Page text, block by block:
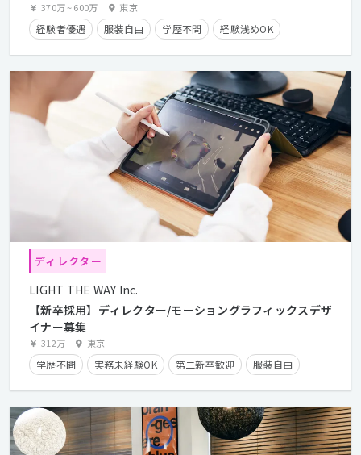
370万~600万 東京
経験者優遇 服装自由 学歴不問 経験浅めOK
ディレクター
LIGHT THE WAY Inc.
【新卒採用】ディレクター/モーショングラフィックスデザ
イナー募集
312万 東京
学歴不問 実務未経験OK 第二新卒歓迎 服装自由